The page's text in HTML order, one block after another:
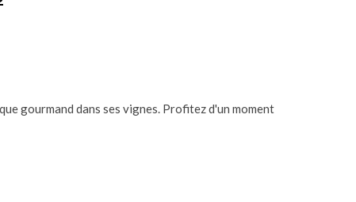
gourmand dans ses vignes. Profitez d'un moment